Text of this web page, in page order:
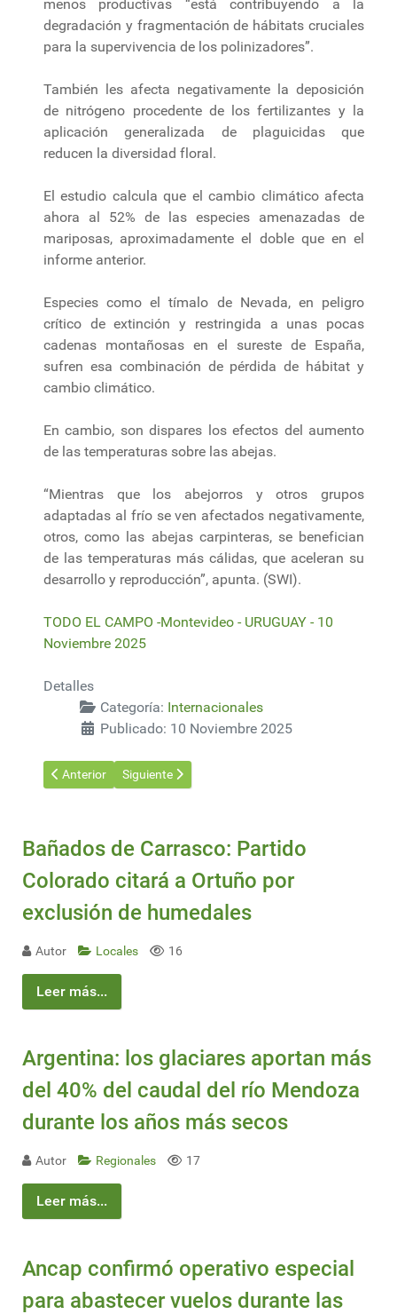
menos productivas “está contribuyendo a la
degradación y fragmentación de hábitats cruciales
para la supervivencia de los polinizadores”.
También les afecta negativamente la deposición
de nitrógeno procedente de los fertilizantes y la
aplicación generalizada de plaguicidas que
reducen la diversidad floral.
El estudio calcula que el cambio climático afecta
ahora al 52% de las especies amenazadas de
mariposas, aproximadamente el doble que en el
informe anterior.
Especies como el tímalo de Nevada, en peligro
crítico de extinción y restringida a unas pocas
cadenas montañosas en el sureste de España,
sufren esa combinación de pérdida de hábitat y
cambio climático.
En cambio, son dispares los efectos del aumento
de las temperaturas sobre las abejas.
“Mientras que los abejorros y otros grupos
adaptadas al frío se ven afectados negativamente,
otros, como las abejas carpinteras, se benefician
de las temperaturas más cálidas, que aceleran su
desarrollo y reproducción”, apunta. (SWI).
TODO EL CAMPO -Montevideo - URUGUAY - 10
Noviembre 2025
Detalles
Categoría: Internacionales
Publicado: 10 Noviembre 2025
Artículo anterior: Más de 3 millones de hectáreas están con
Anterior Artículo siguiente: Argentina desarrolla una
Siguiente
Bañados de Carrasco: Partido
Colorado citará a Ortuño por
exclusión de humedales
Autor Locales 16
Leer más...
Argentina: los glaciares aportan más
del 40% del caudal del río Mendoza
durante los años más secos
Autor Regionales 17
Leer más...
Ancap confirmó operativo especial
para abastecer vuelos durante las